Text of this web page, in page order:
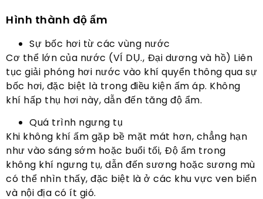
Hình thành độ ẩm
Sự bốc hơi từ các vùng nước
Cơ thể lớn của nước (VÍ DỤ., Đại dương và hồ) Liên
tục giải phóng hơi nước vào khí quyển thông qua sự
bốc hơi, đặc biệt là trong điều kiện ấm áp. Không
khí hấp thụ hơi này, dẫn đến tăng độ ẩm.
Quá trình ngưng tụ
Khi không khí ấm gặp bề mặt mát hơn, chẳng hạn
như vào sáng sớm hoặc buổi tối, Độ ẩm trong
không khí ngưng tụ, dẫn đến sương hoặc sương mù
có thể nhìn thấy, đặc biệt là ở các khu vực ven biển
và nội địa có ít gió.